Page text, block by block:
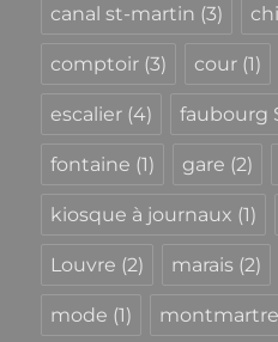
canal st-martin (3)
comptoir (3) cour (1)
escalier (4) faubourg
fontaine (1) gare (2)
kiosque à journaux (1)
Louvre (2) marais (2)
mode (1) montmartre